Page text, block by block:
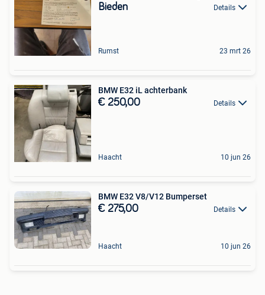
Bieden Details
Rumst 23 mrt 26
BMW E32 iL achterbank
€ 250,00 Details
Haacht 10 jun 26
BMW E32 V8/V12 Bumperset
€ 275,00 Details
Haacht 10 jun 26